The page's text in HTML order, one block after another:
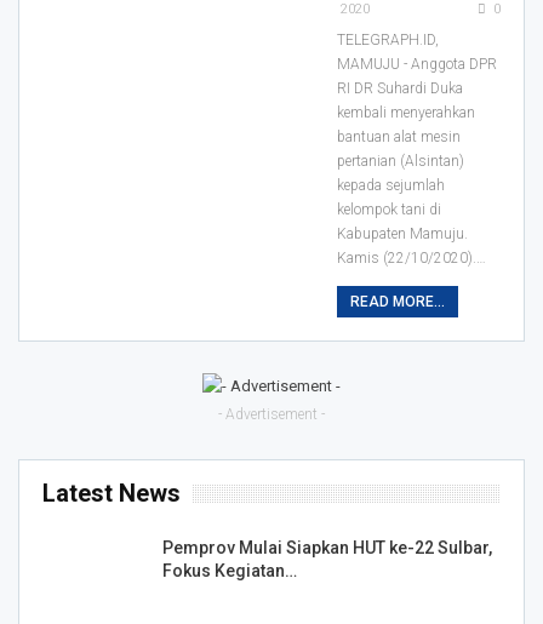
2020
0
TELEGRAPH.ID,
MAMUJU - Anggota DPR
RI DR Suhardi Duka
kembali menyerahkan
bantuan alat mesin
pertanian (Alsintan)
kepada sejumlah
kelompok tani di
Kabupaten Mamuju.
Kamis (22/10/2020).…
READ MORE...
- Advertisement -
Latest News
Pemprov Mulai Siapkan HUT ke-22 Sulbar,
Fokus Kegiatan…